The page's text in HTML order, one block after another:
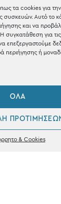
τα cookies για
Αυτό το
και να
Η συγκατάθεση για
επεξεργαστούμε
ή
ΌΛΑ
& Cookies
προϊόν που
επιλογή σας.
217300
Σαβ: 09:00 -
Παρ: 09:00 -
Φίλτρα